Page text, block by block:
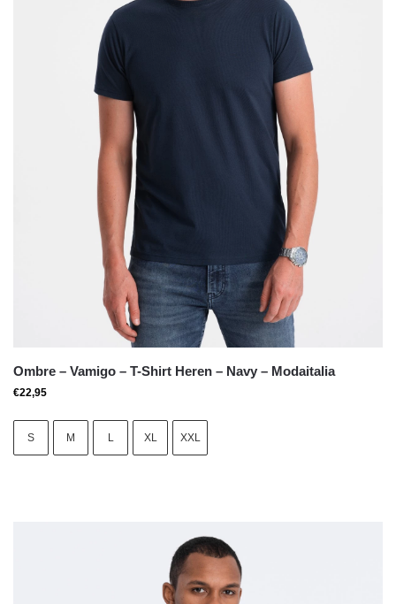
Ombre – Vamigo – T-Shirt Heren – Navy – Modaitalia
€22,95
S M L XL XXL